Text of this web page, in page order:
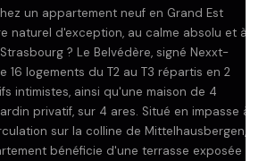
un appartement neuf en Grand Est
naturel d'exception, au calme absolu et à
? Le Belvédère, signé Nexxt-
16 logements du T2 au T3 répartis en 2
intimistes, ainsi qu'une maison de 4
privatif, sur 4 ares. Situé en impasse à
sur la colline de Mittelhausbergen,
bénéficie d'une terrasse exposée